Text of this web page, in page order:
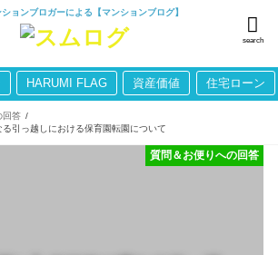
ションブロガーによる【マンションブログ】
search
HARUMI FLAG 資産価値 住宅ローン
回答
る引っ越しにおける保育園転園について
質問＆お便りへの回答